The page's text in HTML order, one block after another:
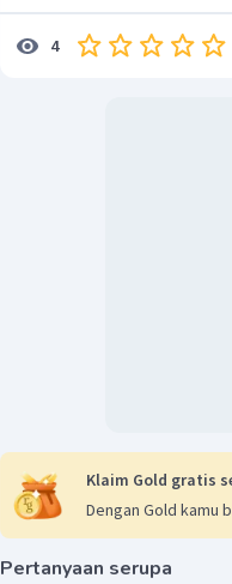
4
Klaim Gold gratis
Dengan Gold kamu
Pertanyaan serupa